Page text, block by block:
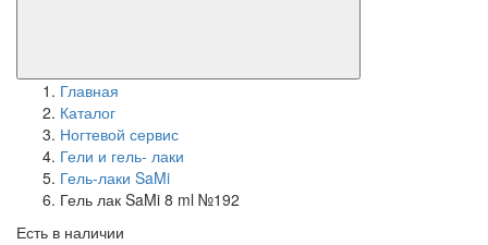
Главная
Каталог
Ногтевой сервис
Гели и гель- лаки
Гель-лаки SaMi
Гель лак SaMi 8 ml №192
Есть в наличии